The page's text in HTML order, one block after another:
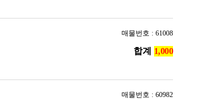
매물번호 : 61008
합계
매물번호 : 60982